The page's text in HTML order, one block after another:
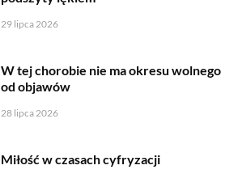
29 lipca 2026
W tej chorobie nie ma okresu wolnego
od objawów
28 lipca 2026
Miłość w czasach cyfryzacji